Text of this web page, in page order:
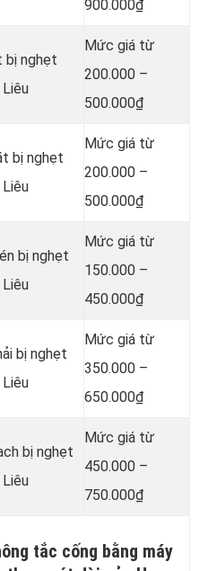
900.000₫
bị nghẹt
Mức giá từ
200.000 –
500.000₫
bị nghẹt
Mức giá từ
200.000 –
500.000₫
bị nghẹt
Mức giá từ
150.000 –
450.000₫
bị nghẹt
Mức giá từ
350.000 –
650.000₫
bị nghẹt
Mức giá từ
450.000 –
750.000₫
tắc cống bằng máy